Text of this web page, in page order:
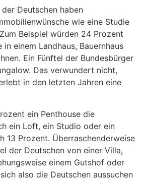
Deutschen haben
wie eine Studie
Beispiel würden 24 Prozent
einem Landhaus, Bauernhaus
Ein Fünftel der Bundesbürger
Das verwundert nicht,
in den letzten Jahren eine
ein Penthouse die
ein Loft, ein Studio oder ein
13 Prozent. Überraschenderweise
der Deutschen von einer Villa,
einem Gutshof oder
also die Deutschen aussuchen